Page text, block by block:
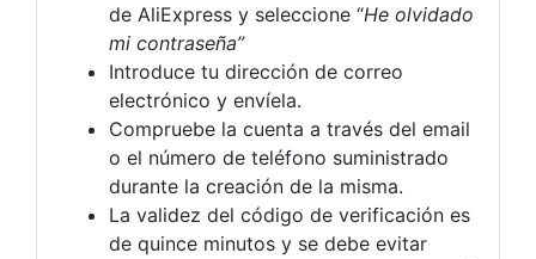
de AliExpress y seleccione “He olvidado
mi contraseña”
Introduce tu dirección de correo
electrónico y envíela.
Compruebe la cuenta a través del email
o el número de teléfono suministrado
durante la creación de la misma.
La validez del código de verificación es
de quince minutos y se debe evitar